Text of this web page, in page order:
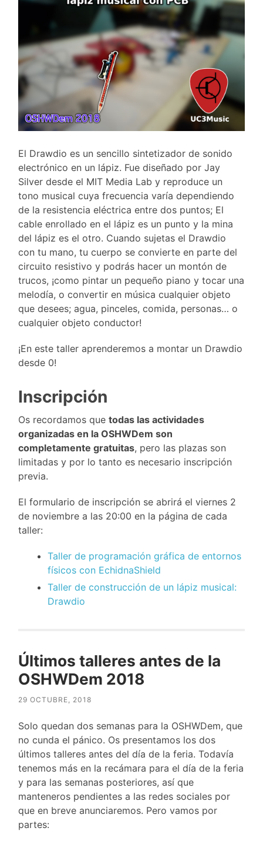
El Drawdio es un sencillo sintetizador de sonido
electrónico en un lápiz. Fue diseñado por Jay
Silver desde el MIT Media Lab y reproduce un
tono musical cuya frecuencia varía dependiendo
de la resistencia eléctrica entre dos puntos; El
cable enrollado en el lápiz es un punto y la mina
del lápiz es el otro. Cuando sujetas el Drawdio
con tu mano, tu cuerpo se convierte en parte del
circuito resistivo y podrás hacer un montón de
trucos, ¡como pintar un pequeño piano y tocar una
melodía, o convertir en música cualquier objeto
que desees; agua, pinceles, comida, personas… o
cualquier objeto conductor!
¡En este taller aprenderemos a montar un Drawdio
desde 0!
Inscripción
Os recordamos quetodas las actividades
organizadas en la OSHWDem son
completamente gratuitas, pero las plazas son
limitadas y por lo tanto es necesario inscripción
previa.
El formulario de inscripción se abrirá el viernes 2
de noviembre a las 20:00 en la página de cada
taller:
Taller de programación gráfica de entornos
físicos con EchidnaShield
Taller de construcción de un lápiz musical:
Drawdio
Últimos talleres antes de la
OSHWDem 2018
29 OCTUBRE, 2018
Solo quedan dos semanas para la OSHWDem, que
no cunda el pánico. Os presentamos los dos
últimos talleres antes del día de la feria. Todavía
tenemos más en la recámara para el día de la feria
y para las semanas posteriores, así que
manteneros pendientes a las redes sociales por
que en breve anunciaremos. Pero vamos por
partes: